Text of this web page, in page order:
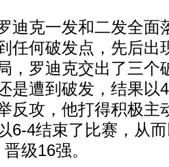
克一发和二发全面
任何破发点，先后出
，罗迪克交出了三个
是遭到破发，结果以
反攻，他打得积极主
6-4结束了比赛，从
级16强。